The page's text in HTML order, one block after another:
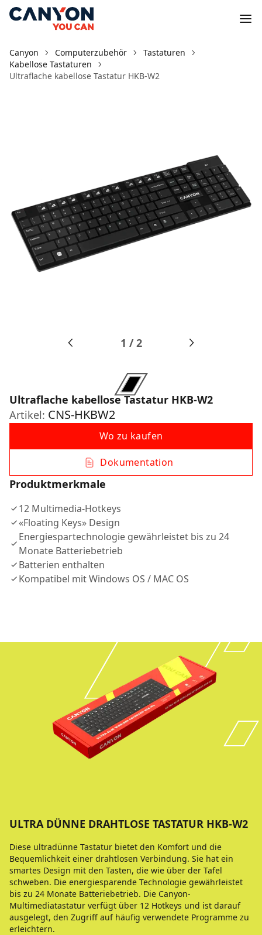
Canyon Computerzubehör
Tastaturen
Kabellose Tastaturen
Ultraflache kabellose Tastatur HKB-W2
1 /2
Ultraflache kabellose Tastatur HKB-W2
Artikel: CNS-HKBW2
Wo zu kaufen
Dokumentation
Produktmerkmale
12 Multimedia-Hotkeys
«Floating Keys» Design
Energiespartechnologie gewährleistet bis zu 24
Monate Batteriebetrieb
Batterien enthalten
Kompatibel mit Windows OS / MAC OS
ULTRA DÜNNE DRAHTLOSE TASTATUR HKB-W2
Diese ultradünne Tastatur bietet den Komfort und die
Bequemlichkeit einer drahtlosen Verbindung. Sie hat ein
smartes Design mit den Tasten, die wie über der Tafel
schweben. Die energiesparende Technologie gewährleistet
bis zu 24 Monate Batteriebetrieb. Die Canyon-
Multimediatastatur verfügt über 12 Hotkeys und ist darauf
ausgelegt, den Zugriff auf häufig verwendete Programme zu
erleichtern.